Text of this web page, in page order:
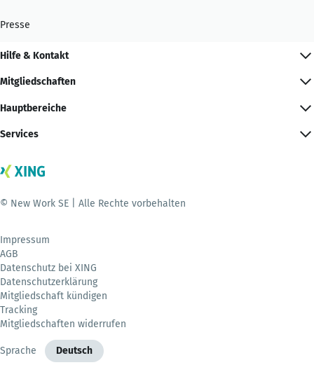
Presse
Hilfe & Kontakt
Mitgliedschaften
Hauptbereiche
Services
© New Work SE | Alle Rechte vorbehalten
Impressum
AGB
Datenschutz bei XING
Datenschutzerklärung
Mitgliedschaft kündigen
Tracking
Mitgliedschaften widerrufen
Sprache Deutsch